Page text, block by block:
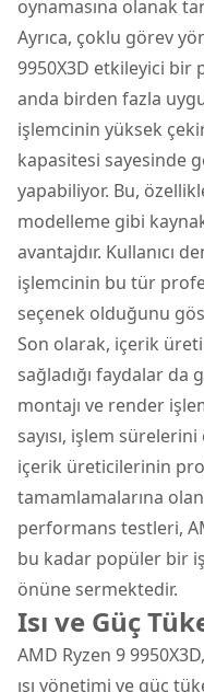
oynamasına olanak
Ayrıca, çoklu görev
9950X3D etkileyici bir
anda birden fazla
işlemcinin yüksek
kapasitesi sayesinde
yapabiliyor. Bu,
modelleme gibi
avantajdır. Kullanıcı
işlemcinin bu tür
seçenek olduğunu
Son olarak, içerik
sağladığı faydalar da
montajı ve render
sayısı, işlem
içerik üreticilerinin
tamamlamalarına
performans testleri,
bu kadar popüler bir
önüne sermektedir.
Isı ve Güç
AMD Ryzen 9
ısı yönetimi ve güç